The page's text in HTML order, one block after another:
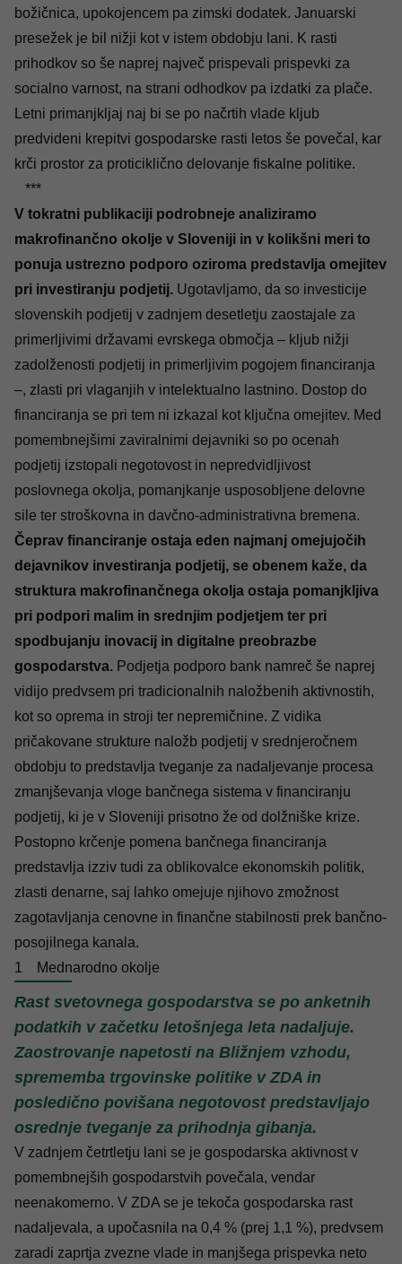
božičnica, upokojencem pa zimski dodatek. Januarski
presežek je bil nižji kot v istem obdobju lani. K rasti
prihodkov so še naprej največ prispevali prispevki za
socialno varnost, na strani odhodkov pa izdatki za plače.
Letni primanjkljaj naj bi se po načrtih vlade kljub
predvideni krepitvi gospodarske rasti letos še povečal, kar
krči prostor za proticiklično delovanje fiskalne politike.
***
V tokratni publikaciji podrobneje analiziramo
makrofinančno okolje v Sloveniji in v kolikšni meri to
ponuja ustrezno podporo oziroma predstavlja omejitev
pri investiranju podjetij. Ugotavljamo, da so investicije
slovenskih podjetij v zadnjem desetletju zaostajale za
primerljivimi državami evrskega območja – kljub nižji
zadolženosti podjetij in primerljivim pogojem financiranja
–, zlasti pri vlaganjih v intelektualno lastnino. Dostop do
financiranja se pri tem ni izkazal kot ključna omejitev. Med
pomembnejšimi zaviralnimi dejavniki so po ocenah
podjetij izstopali negotovost in nepredvidljivost
poslovnega okolja, pomanjkanje usposobljene delovne
sile ter stroškovna in davčno-administrativna bremena.
Čeprav financiranje ostaja eden najmanj omejujočih
dejavnikov investiranja podjetij, se obenem kaže, da
struktura makrofinančnega okolja ostaja pomanjkljiva
pri podpori malim in srednjim podjetjem ter pri
spodbujanju inovacij in digitalne preobrazbe
gospodarstva. Podjetja podporo bank namreč še naprej
vidijo predvsem pri tradicionalnih naložbenih aktivnostih,
kot so oprema in stroji ter nepremičnine. Z vidika
pričakovane strukture naložb podjetij v srednjeročnem
obdobju to predstavlja tveganje za nadaljevanje procesa
zmanjševanja vloge bančnega sistema v financiranju
podjetij, ki je v Sloveniji prisotno že od dolžniške krize.
Postopno krčenje pomena bančnega financiranja
predstavlja izziv tudi za oblikovalce ekonomskih politik,
zlasti denarne, saj lahko omejuje njihovo zmožnost
zagotavljanja cenovne in finančne stabilnosti prek bančno-
posojilnega kanala.
1
Mednarodno okolje
Rast svetovnega gospodarstva se po anketnih
podatkih v začetku letošnjega leta nadaljuje.
Zaostrovanje napetosti na Bližnjem vzhodu,
sprememba trgovinske politike v ZDA in
posledično povišana negotovost predstavljajo
osrednje tveganje za prihodnja gibanja.
V zadnjem četrtletju lani se je gospodarska aktivnost v
pomembnejših gospodarstvih povečala, vendar
neenakomerno. V ZDA se je tekoča gospodarska rast
nadaljevala, a upočasnila na 0,4 % (prej 1,1 %), predvsem
zaradi zaprtja zvezne vlade in manjšega prispevka neto